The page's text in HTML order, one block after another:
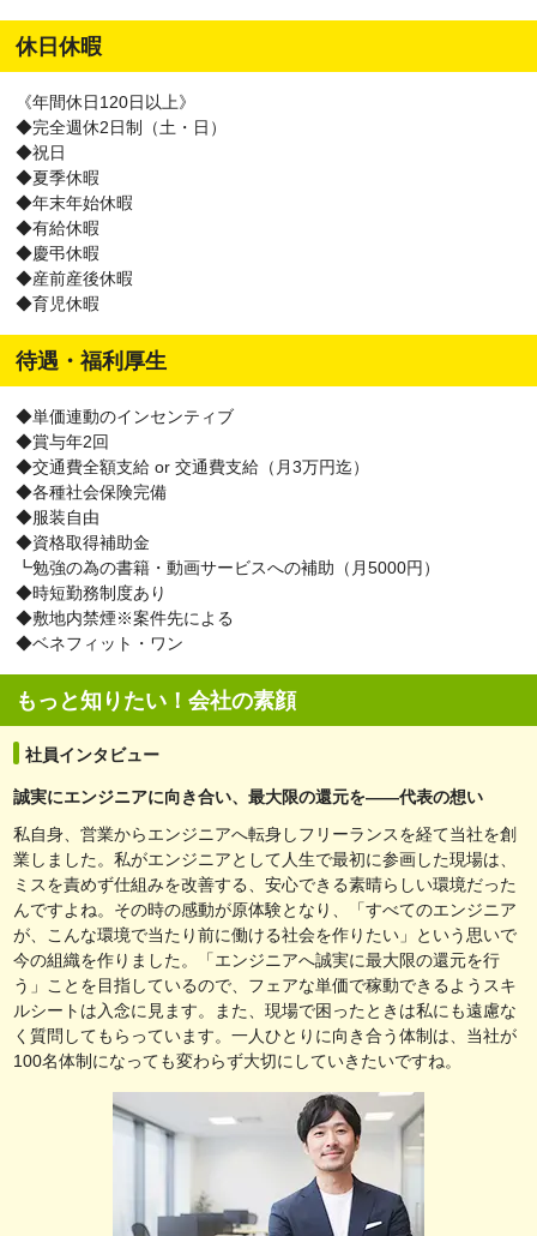
休日休暇
《年間休日120日以上》
◆完全週休2日制（土・日）
◆祝日
◆夏季休暇
◆年末年始休暇
◆有給休暇
◆慶弔休暇
◆産前産後休暇
◆育児休暇
待遇・福利厚生
◆単価連動のインセンティブ
◆賞与年2回
◆交通費全額支給 or 交通費支給（月3万円迄）
◆各種社会保険完備
◆服装自由
◆資格取得補助金
┗勉強の為の書籍・動画サービスへの補助（月5000円）
◆時短勤務制度あり
◆敷地内禁煙※案件先による
◆ベネフィット・ワン
もっと知りたい！会社の素顔
社員インタビュー
誠実にエンジニアに向き合い、最大限の還元を――代表の想い
私自身、営業からエンジニアへ転身しフリーランスを経て当社を創
業しました。私がエンジニアとして人生で最初に参画した現場は、
ミスを責めず仕組みを改善する、安心できる素晴らしい環境だった
んですよね。その時の感動が原体験となり、「すべてのエンジニア
が、こんな環境で当たり前に働ける社会を作りたい」という思いで
今の組織を作りました。「エンジニアへ誠実に最大限の還元を行
う」ことを目指しているので、フェアな単価で稼動できるようスキ
ルシートは入念に見ます。また、現場で困ったときは私にも遠慮な
く質問してもらっています。一人ひとりに向き合う体制は、当社が
100名体制になっても変わらず大切にしていきたいですね。